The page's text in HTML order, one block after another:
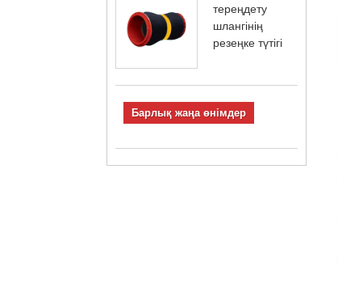
тереңдету
шлангінің
резеңке түтігі
Барлық жаңа өнімдер